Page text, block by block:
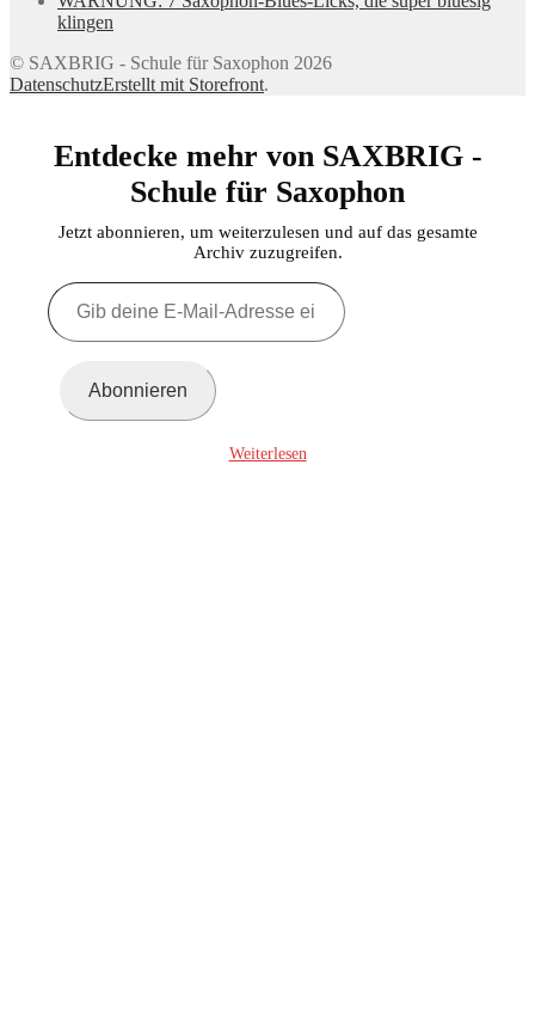
klingen
© SAXBRIG - Schule für Saxophon 2026
DatenschutzErstellt mit Storefront.
Entdecke mehr von SAXBRIG -
Schule für Saxophon
Jetzt abonnieren, um weiterzulesen und auf das gesamte
Archiv zuzugreifen.
Gib
deine
E-
Abonnieren
Weiterlesen